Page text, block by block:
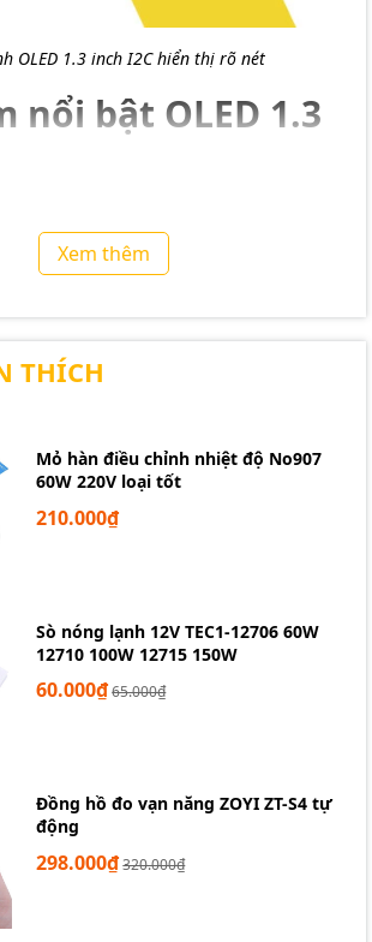
OLED 1.3 inch I2C hiển thị rõ nét
nổi bật OLED 1.3
công nghệ OLED cho độ tương phản
dạng: thiết bị IoT, đồng hồ, màn
khiển công nghiệp.
OLED 1.3 inch I2C hiển thị rõ nét
Xem thêm
THÍCH
Mỏ hàn điều chỉnh nhiệt độ No907
60W 220V loại tốt
210.000₫
Sò nóng lạnh 12V TEC1-12706 60W
12710 100W 12715 150W
60.000₫65.000₫
Đồng hồ đo vạn năng ZOYI ZT-S4 tự
động
298.000₫320.000₫